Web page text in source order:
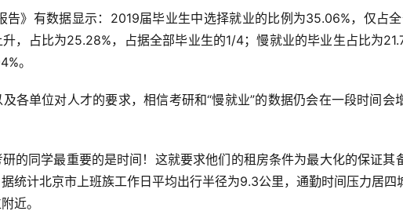
告》有数据显示：2019届毕业生中选择就业的比例为35.06%，仅占
，占比为25.28%，占据全部毕业生的1/4；慢就业的毕业生占比为
。
各单位对人才的要求，相信考研和“慢就业”的数据仍会在一段时间会
的同学最重要的是时间！这就要求他们的租房条件为最大化的保证其
统计北京市上班族工作日平均出行半径为9.3公里，通勤时间压力居四
近。